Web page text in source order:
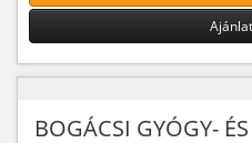
BOGÁCSI GYÓGY-